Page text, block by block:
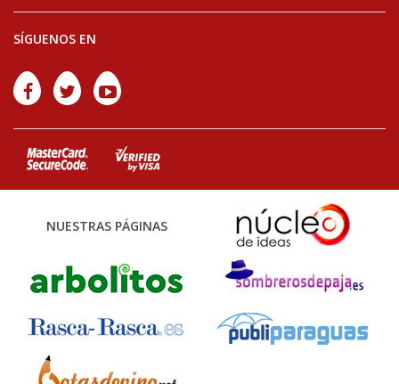
SÍGUENOS EN
NUESTRAS PÁGINAS